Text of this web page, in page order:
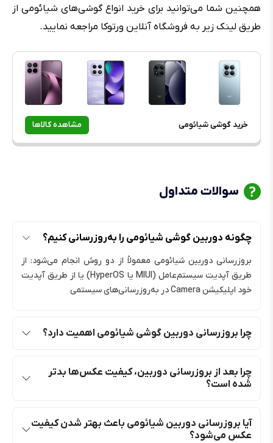
همچنین شما می‌توانید برای خرید انواع گوشی‌های شیائومی از
طریق لینک زیر به فروشگاه آنلاین ورتوکا مراجعه نمایید.
خرید گوشی شیائومی مشاهده کالاها
سوالات متداول
چگونه دوربین گوشی شیائومی را به‌روزرسانی کنیم؟
بروزرسانی دوربین شیائومی معمولاً از دو روش انجام می‌شود: از
طریق آپدیت سیستم‌عامل (MIUI یا HyperOS) یا از طریق آپدیت
خود اپلیکیشن Camera در به‌روزرسانی‌های سیستمی
چرا بروزرسانی دوربین گوشی شیائومی اهمیت دارد؟
چرا بعد از بروزرسانی دوربین، کیفیت عکس‌ها بدتر
شده است؟
آیا بروزرسانی دوربین شیائومی باعث بهتر شدن کیفیت
عکس می‌شود؟